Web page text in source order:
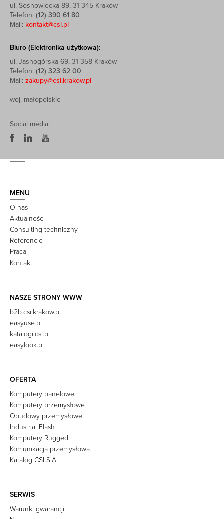
ul. Sosnowiecka 89, 31-345 Kraków
Telefon: (12) 390 61 80
Mail: kontakt@csi.pl
Biuro (Elektronika użytkowa):
ul. Jasnogórska 69, 31-358 Kraków
Telefon: (12) 323 62 00
Mail: zakupy@csi.krakow.pl
woj. małopolskie
Social media:
MENU
O nas
Aktualności
Consulting techniczny
Referencje
Praca
Kontakt
NASZE STRONY WWW
b2b.csi.krakow.pl
easyuse.pl
katalogi.csi.pl
easylook.pl
OFERTA
Komputery panelowe
Komputery przemysłowe
Obudowy przemysłowe
Industrial Flash
Komputery Rugged
Komunikacja przemysłowa
Katalog CSI S.A.
SERWIS
Warunki gwarancji